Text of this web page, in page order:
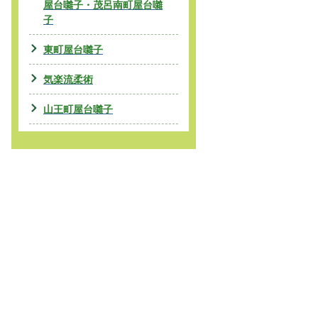
屋台囃子・茂呂南町屋台囃
子
東町屋台囃子
気楽流柔術
山王町屋台囃子